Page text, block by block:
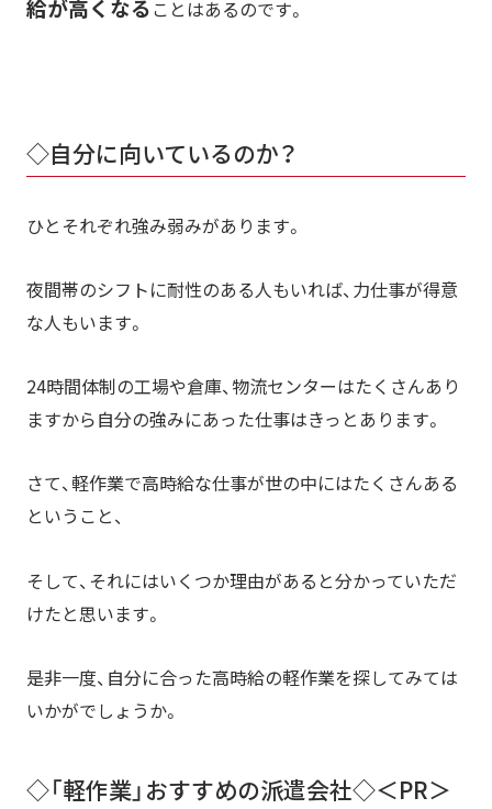
給が高くなる ことはあるのです。
◇自分に向いているのか？
ひとそれぞれ強み弱みがあります。
夜間帯のシフトに耐性のある人もいれば、力仕事が得意
な人もいます。
24時間体制の工場や倉庫、物流センターはたくさんあり
ますから自分の強みにあった仕事はきっとあります。
さて、軽作業で高時給な仕事が世の中にはたくさんある
ということ、
そして、それにはいくつか理由があると分かっていただ
けたと思います。
是非一度、自分に合った高時給の軽作業を探してみては
いかがでしょうか。
◇「軽作業」おすすめの派遣会社◇＜PR＞